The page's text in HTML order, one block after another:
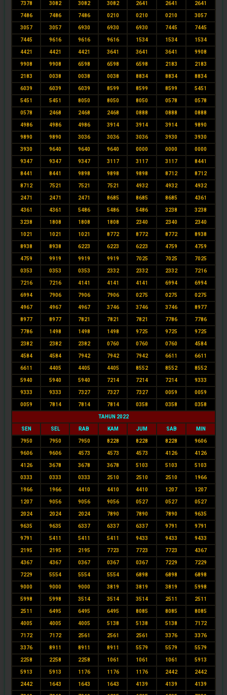
7378 3082 3082 3082 2641 2641 2641
7486 7486 7486 0210 0210 0210 3057
3057 3057 6930 6930 6930 7445 7445
7445 9616 9616 9616 1534 1534 1534
4421 4421 4421 3641 3641 3641 9908
9908 9908 6598 6598 6598 2183 2183
2183 0038 0038 0038 8834 8834 8834
6039 6039 6039 8599 8599 8599 5451
5451 5451 8050 8050 8050 0578 0578
0578 2468 2468 2468 0888 0888 0888
4986 4986 4986 3914 3914 3914 9890
9890 9890 3036 3036 3036 3930 3930
3930 9640 9640 9640 0000 0000 0000
9347 9347 9347 3117 3117 3117 8441
8441 8441 9898 9898 9898 8712 8712
8712 7521 7521 7521 4932 4932 4932
2471 2471 2471 8685 8685 8685 4361
4361 4361 5486 5486 5486 3238 3238
3238 1808 1808 1808 2340 2340 2340
1021 1021 1021 8772 8772 8772 8938
8938 8938 6223 6223 6223 4759 4759
4759 9919 9919 9919 7025 7025 7025
0353 0353 0353 2332 2332 2332 7216
7216 7216 4141 4141 4141 6994 6994
6994 7906 7906 7906 0275 0275 0275
4967 4967 4967 3746 3746 3746 8977
8977 8977 7821 7821 7821 7786 7786
7786 1498 1498 1498 9725 9725 9725
2382 2382 2382 0760 0760 0760 4584
4584 4584 7942 7942 7942 6611 6611
6611 4405 4405 4405 8552 8552 8552
5940 5940 5940 7214 7214 7214 9333
9333 9333 7327 7327 7327 0059 0059
0059 7814 7814 7814 0358 0358 0358
TAHUN 2022
SEN SEL RAB KAM JUM SAB MIN
7950 7950 7950 8228 8228 8228 9606
9606 9606 4573 4573 4573 4126 4126
4126 3678 3678 3678 5103 5103 5103
0333 0333 0333 2510 2510 2510 1966
1966 1966 4410 4410 4410 1207 1207
1207 9056 9056 9056 0527 0527 0527
2024 2024 2024 7890 7890 7890 9635
9635 9635 6337 6337 6337 9791 9791
9791 5411 5411 5411 9433 9433 9433
2195 2195 2195 7723 7723 7723 4367
4367 4367 0367 0367 0367 7229 7229
7229 5554 5554 5554 6898 6898 6898
9000 9000 9000 3819 3819 3819 5998
5998 5998 3514 3514 3514 2511 2511
2511 6495 6495 6495 8085 8085 8085
4005 4005 4005 5138 5138 5138 7172
7172 7172 2561 2561 2561 3376 3376
3376 8911 8911 8911 5579 5579 5579
2258 2258 2258 1061 1061 1061 5913
5913 5913 1176 1176 1176 2442 2442
2442 1643 1643 1643 4139 4139 4139